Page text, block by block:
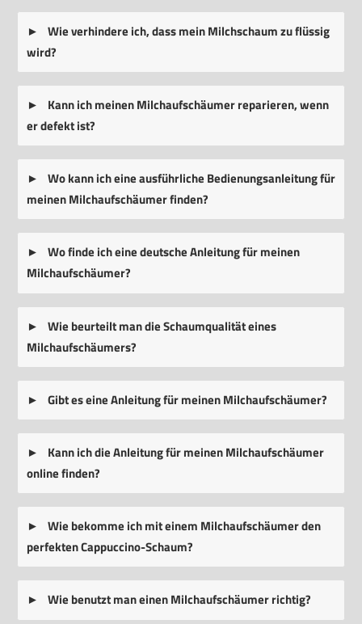
Wie verhindere ich, dass mein Milchschaum zu flüssig
wird?
Kann ich meinen Milchaufschäumer reparieren, wenn
er defekt ist?
Wo kann ich eine ausführliche Bedienungsanleitung für
meinen Milchaufschäumer finden?
Wo finde ich eine deutsche Anleitung für meinen
Milchaufschäumer?
Wie beurteilt man die Schaumqualität eines
Milchaufschäumers?
Gibt es eine Anleitung für meinen Milchaufschäumer?
Kann ich die Anleitung für meinen Milchaufschäumer
online finden?
Wie bekomme ich mit einem Milchaufschäumer den
perfekten Cappuccino-Schaum?
Wie benutzt man einen Milchaufschäumer richtig?